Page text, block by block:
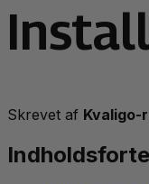
Skrevet af Kvaligo-